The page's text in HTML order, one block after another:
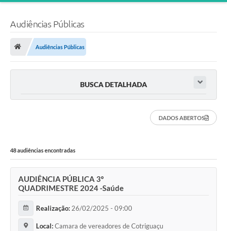
A Prefeitura
Município
Imprensa
Contratos
Ouvidoria
Audiências Públicas
Audiências Públicas
BUSCA DETALHADA
DADOS ABERTOS
48 audiências encontradas
AUDIÊNCIA PÚBLICA 3º
QUADRIMESTRE 2024 -Saúde
Realização: 26/02/2025 - 09:00
Local:Camara de vereadores de Cotriguaçu